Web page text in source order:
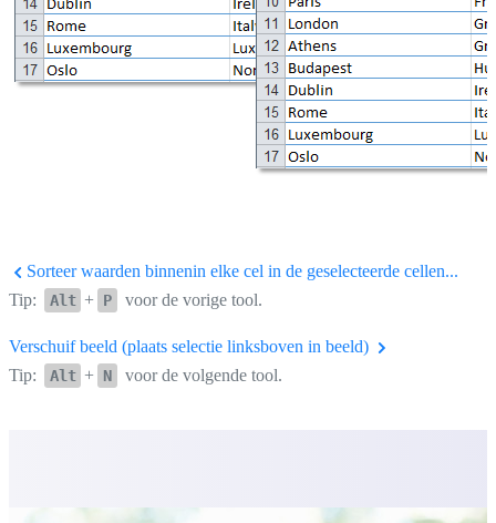
Sorteer waarden binnenin elke cel in de geselecteerde cellen...
Tip:
Alt + P voor de vorige tool.
Verschuif beeld (plaats selectie linksboven in beeld)
Tip:
Alt + N voor de volgende tool.